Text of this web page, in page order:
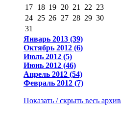
17 18 19 20 21 22 23
24 25 26 27 28 29 30
31
Январь 2013 (39)
Октябрь 2012 (6)
Июль 2012 (5)
Июнь 2012 (46)
Апрель 2012 (54)
Февраль 2012 (7)
Показать / скрыть весь архив